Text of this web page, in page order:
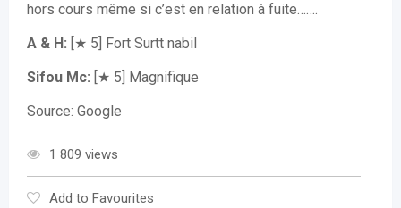
hors cours même si c’est en relation à fuite…….
A & H: [★ 5] Fort Surtt nabil
Sifou Mc: [★ 5] Magnifique
Source: Google
1 809 views
Add to Favourites